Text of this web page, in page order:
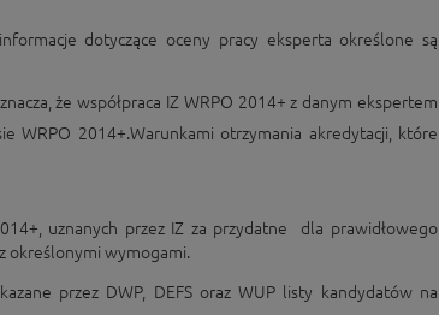
dotyczące oceny pracy eksperta określone są
że współpraca IZ WRPO 2014+ z danym ekspertem
WRPO 2014+.Warunkami otrzymania akredytacji, które
uznanych przez IZ za przydatne dla prawidłowego
określonymi wymogami.
przez DWP, DEFS oraz WUP listy kandydatów na